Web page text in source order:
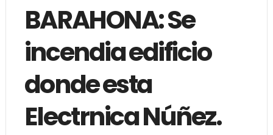
BARAHONA: Se
incendia edificio
donde esta
Electrnica Núñez.